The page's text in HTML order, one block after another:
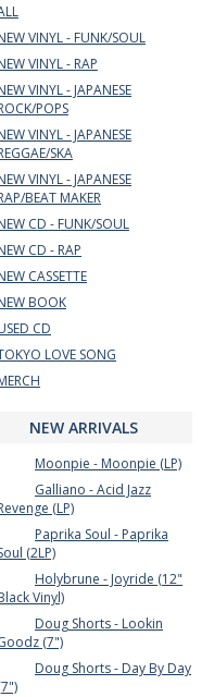
VINYL - FUNK/SOUL
VINYL - RAP
VINYL - JAPANESE
POPS
VINYL - JAPANESE
SKA
VINYL - JAPANESE
BEAT MAKER
CD - FUNK/SOUL
CD - RAP
CASSETTE
BOOK
CD
LOVE SONG
NEW ARRIVALS
Moonpie - Moonpie (LP)
Galliano - Acid Jazz
(LP)
Paprika Soul - Paprika
(2LP)
Holybrune - Joyride (12"
Vinyl)
Doug Shorts - Lookin
(7")
Doug Shorts - Day By Day